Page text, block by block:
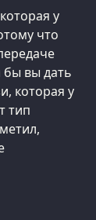
у
что
бы вы дать
которая у
тип